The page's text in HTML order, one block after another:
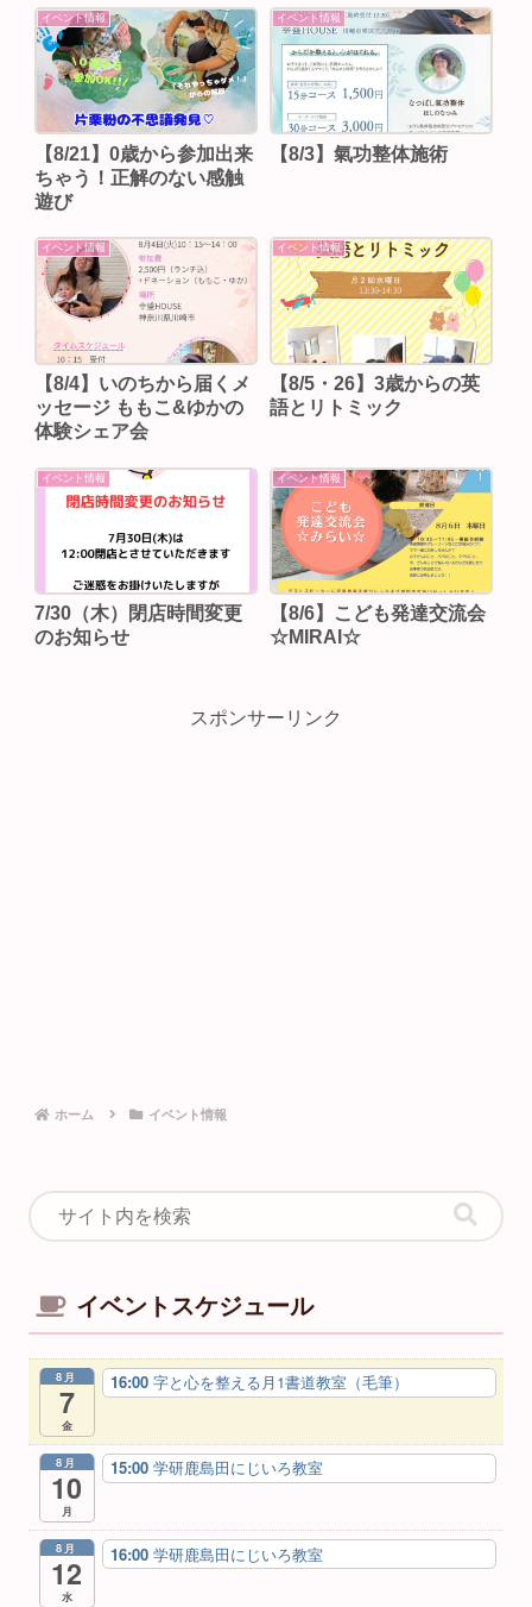
イベント情報
【8/21】0歳から参加出来
ちゃう！正解のない感触
遊び
イベント情報
【8/3】⁡氣功整体施術
イベント情報
【8/4】いのちから届くメ
ッセージ ももこ&ゆかの
体験シェア会
イベント情報
【8/5・26】3歳からの英
語とリトミック
イベント情報
7/30（木）閉店時間変更
のお知らせ
イベント情報
【8/6】こども発達交流会
☆MIRAI☆
スポンサーリンク
ホーム イベント情報
イベントスケジュール
8月
7
金
16:00 字と心を整える月1書道教室（毛筆）
8月
10
月
15:00 学研鹿島田にじいろ教室
8月
12
水
16:00 学研鹿島田にじいろ教室